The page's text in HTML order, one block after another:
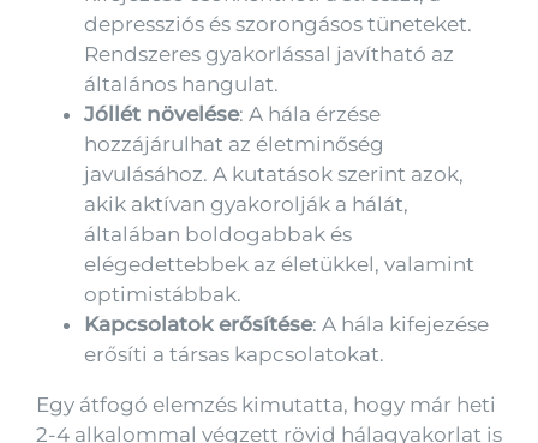
depressziós és szorongásos tüneteket.
Rendszeres gyakorlással javítható az
általános hangulat.
Jóllét növelése: A hála érzése
hozzájárulhat az életminőség
javulásához. A kutatások szerint azok,
akik aktívan gyakorolják a hálát,
általában boldogabbak és
elégedettebbek az életükkel, valamint
optimistábbak.
Kapcsolatok erősítése: A hála kifejezése
erősíti a társas kapcsolatokat.
Egy átfogó elemzés kimutatta, hogy már heti
2-4 alkalommal végzett rövid hálagyakorlat is